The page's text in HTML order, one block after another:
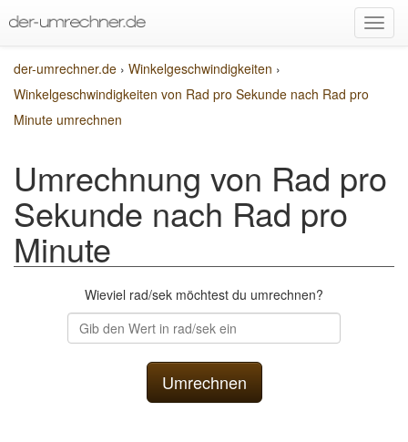
der-umrechner.de › Winkelgeschwindigkeiten ›
Winkelgeschwindigkeiten von Rad pro Sekunde nach Rad pro
Minute umrechnen
Umrechnung von Rad pro
Sekunde nach Rad pro
Minute
Wieviel rad/sek möchtest du umrechnen?